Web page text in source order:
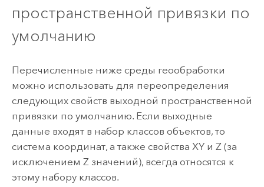
пространственной привязки по
умолчанию
Перечисленные ниже среды геообработки
можно использовать для переопределения
следующих свойств выходной пространственной
привязки по умолчанию. Если выходные
данные входят в набор классов объектов, то
система координат, а также свойства XY и Z (за
исключением Z значений), всегда относятся к
этому набору классов.